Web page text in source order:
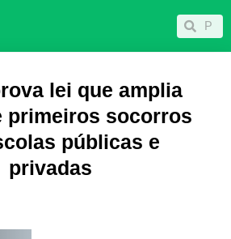
Pesquisar
lei que amplia
primeiros socorros
públicas e
privadas